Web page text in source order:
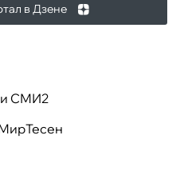
в Дзене
СМИ2